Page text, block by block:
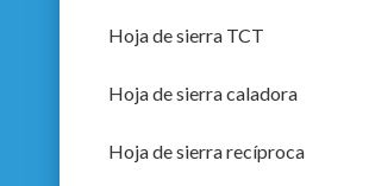
Hoja de sierra TCT
Hoja de sierra caladora
Hoja de sierra recíproca